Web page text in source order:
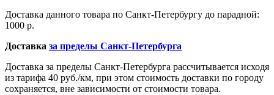
Доставка данного товара по Санкт-Петербургу до парадной:
1000 р.
Доставка за пределы Санкт-Петербурга
Доставка за пределы Санкт-Петербурга рассчитывается исходя
из тарифа 40 руб./км, при этом стоимость доставки по городу
сохраняется, вне зависимости от стоимости товара.